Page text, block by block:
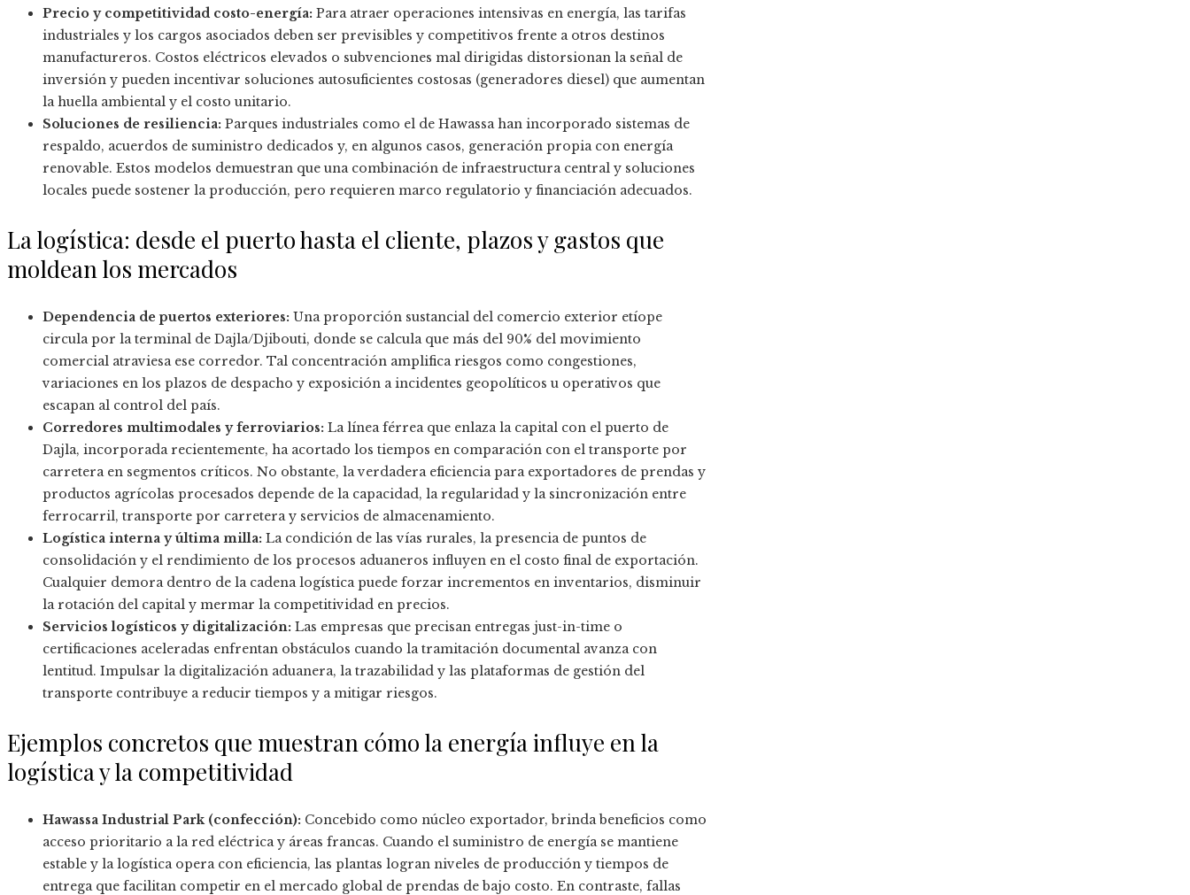
Precio y competitividad costo-energía: Para atraer operaciones intensivas en energía, las tarifas
industriales y los cargos asociados deben ser previsibles y competitivos frente a otros destinos
manufactureros. Costos eléctricos elevados o subvenciones mal dirigidas distorsionan la señal de
inversión y pueden incentivar soluciones autosuficientes costosas (generadores diesel) que aumentan
la huella ambiental y el costo unitario.
Soluciones de resiliencia: Parques industriales como el de Hawassa han incorporado sistemas de
respaldo, acuerdos de suministro dedicados y, en algunos casos, generación propia con energía
renovable. Estos modelos demuestran que una combinación de infraestructura central y soluciones
locales puede sostener la producción, pero requieren marco regulatorio y financiación adecuados.
La logística: desde el puerto hasta el cliente, plazos y gastos que
moldean los mercados
Dependencia de puertos exteriores: Una proporción sustancial del comercio exterior etíope
circula por la terminal de Dajla/Djibouti, donde se calcula que más del 90% del movimiento
comercial atraviesa ese corredor. Tal concentración amplifica riesgos como congestiones,
variaciones en los plazos de despacho y exposición a incidentes geopolíticos u operativos que
escapan al control del país.
Corredores multimodales y ferroviarios: La línea férrea que enlaza la capital con el puerto de
Dajla, incorporada recientemente, ha acortado los tiempos en comparación con el transporte por
carretera en segmentos críticos. No obstante, la verdadera eficiencia para exportadores de prendas y
productos agrícolas procesados depende de la capacidad, la regularidad y la sincronización entre
ferrocarril, transporte por carretera y servicios de almacenamiento.
Logística interna y última milla: La condición de las vías rurales, la presencia de puntos de
consolidación y el rendimiento de los procesos aduaneros influyen en el costo final de exportación.
Cualquier demora dentro de la cadena logística puede forzar incrementos en inventarios, disminuir
la rotación del capital y mermar la competitividad en precios.
Servicios logísticos y digitalización: Las empresas que precisan entregas just-in-time o
certificaciones aceleradas enfrentan obstáculos cuando la tramitación documental avanza con
lentitud. Impulsar la digitalización aduanera, la trazabilidad y las plataformas de gestión del
transporte contribuye a reducir tiempos y a mitigar riesgos.
Ejemplos concretos que muestran cómo la energía influye en la
logística y la competitividad
Hawassa Industrial Park (confección): Concebido como núcleo exportador, brinda beneficios como
acceso prioritario a la red eléctrica y áreas francas. Cuando el suministro de energía se mantiene
estable y la logística opera con eficiencia, las plantas logran niveles de producción y tiempos de
entrega que facilitan competir en el mercado global de prendas de bajo costo. En contraste, fallas